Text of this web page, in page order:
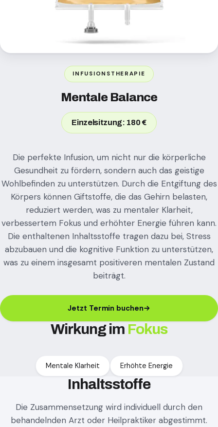
INFUSIONSTHERAPIE
Mentale Balance
Einzelsitzung: 180 €
Die perfekte Infusion, um nicht nur die körperliche
Gesundheit zu fördern, sondern auch das geistige
Wohlbefinden zu unterstützen. Durch die Entgiftung des
Körpers können Giftstoffe, die das Gehirn belasten,
reduziert werden, was zu mentaler Klarheit,
verbessertem Fokus und erhöhter Energie führen kann.
Die enthaltenen Inhaltsstoffe tragen dazu bei, Stress
abzubauen und die kognitive Funktion zu unterstützen,
was zu einem insgesamt positiveren mentalen Zustand
beiträgt.
Jetzt Termin buchen
Wirkung im Fokus
Mentale Klarheit Erhöhte Energie
Inhaltsstoffe
Die Zusammensetzung wird individuell durch den
behandelnden Arzt oder Heilpraktiker abgestimmt.